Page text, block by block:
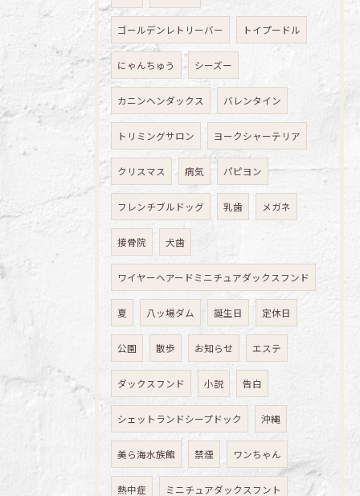
ゴールデンレトリーバー トイプードル
にゃんちゅう シーズー
カニンヘンダックス バレンタイン
トリミングサロン ヨークシャーテリア
クリスマス 病気 パピヨン
フレンチブルドッグ 乳歯 メガネ
接骨院 犬歯
ワイヤーヘアードミニチュアダックスフンド
夏 八ッ場ダム 誕生日 定休日
公園 散歩 お知らせ エステ
ダックスフンド 小説 告白
シェットランドシープドック 沖縄
美ら海水族館 禁煙 ワンちゃん
熱中症 ミニチュアダックスフント